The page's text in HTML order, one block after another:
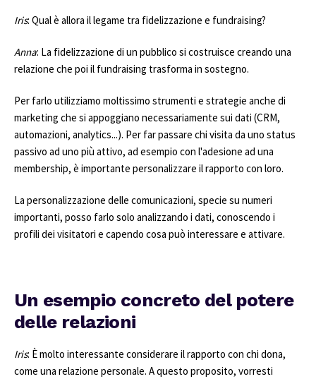
Iris: Qual è allora il legame tra fidelizzazione e fundraising?
Anna: La fidelizzazione di un pubblico si costruisce creando una
relazione che poi il fundraising trasforma in sostegno.
Per farlo utilizziamo moltissimo strumenti e strategie anche di
marketing che si appoggiano necessariamente sui dati (CRM,
automazioni, analytics...). Per far passare chi visita da uno status
passivo ad uno più attivo, ad esempio con l'adesione ad una
membership, è importante personalizzare il rapporto con loro.
La personalizzazione delle comunicazioni, specie su numeri
importanti, posso farlo solo analizzando i dati, conoscendo i
profili dei visitatori e capendo cosa può interessare e attivare.
Un esempio concreto del potere
delle relazioni
Iris: È molto interessante considerare il rapporto con chi dona,
come una relazione personale. A questo proposito, vorresti